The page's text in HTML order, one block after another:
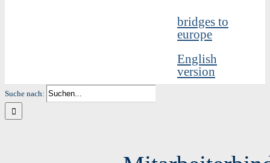
bridges to
europe
English
version
Suche nach: